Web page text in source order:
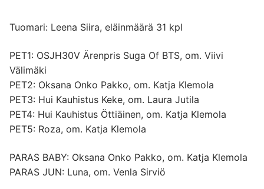
Tuomari: Leena Siira, eläinmäärä 31 kpl
PET1: OSJH30V Ärenpris Suga Of BTS, om. Viivi
Välimäki
PET2: Oksana Onko Pakko, om. Katja Klemola
PET3: Hui Kauhistus Keke, om. Laura Jutila
PET4: Hui Kauhistus Öttiäinen, om. Katja Klemola
PET5: Roza, om. Katja Klemola
PARAS BABY: Oksana Onko Pakko, om. Katja Klemola
PARAS JUN: Luna, om. Venla Sirviö